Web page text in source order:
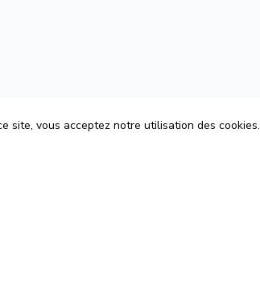
site, vous acceptez notre utilisation des cookies.